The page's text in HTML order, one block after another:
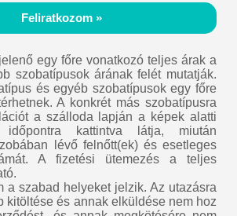
Feliratkozom »
egy főre vonatkozó teljes árak a
szobatípusok árának felét mutatják.
és egyéb szobatípusok egy főre
A konkrét más szobatípusra
a szálloda lapján a képek alatti
kattintva látja, miután
lévő felnőtt(ek) és esetleges
A fizetési ütemezés a teljes
a szabad helyeket jelzik. Az utazásra
kitöltése és annak elküldése nem hoz